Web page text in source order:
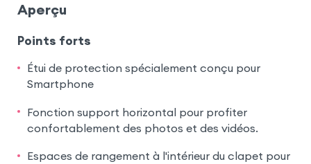
Aperçu
Points forts
Étui de protection spécialement conçu pour
Smartphone
Fonction support horizontal pour profiter
confortablement des photos et des vidéos.
Espaces de rangement à l'intérieur du clapet pour